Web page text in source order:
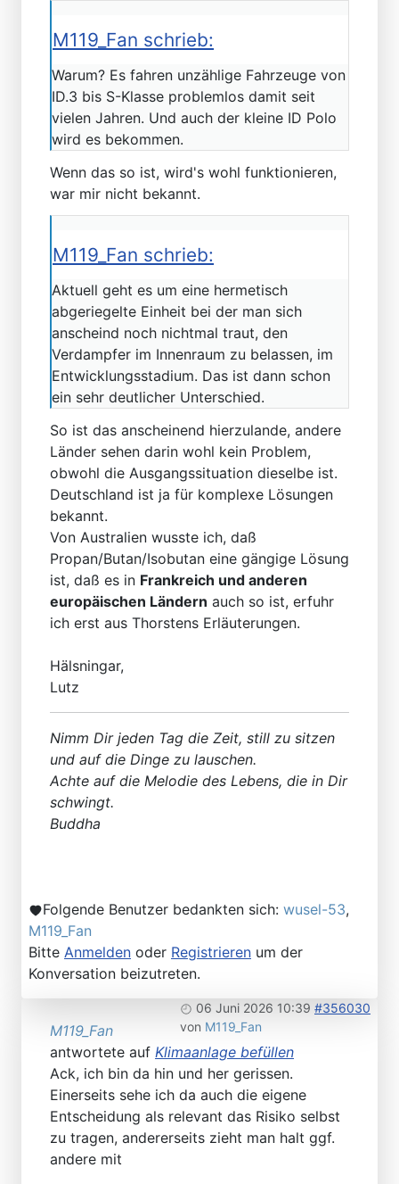
M119_Fan schrieb:
Warum? Es fahren unzählige Fahrzeuge von
ID.3 bis S-Klasse problemlos damit seit
vielen Jahren. Und auch der kleine ID Polo
wird es bekommen.
Wenn das so ist, wird's wohl funktionieren,
war mir nicht bekannt.
M119_Fan schrieb:
Aktuell geht es um eine hermetisch
abgeriegelte Einheit bei der man sich
anscheind noch nichtmal traut, den
Verdampfer im Innenraum zu belassen, im
Entwicklungsstadium. Das ist dann schon
ein sehr deutlicher Unterschied.
So ist das anscheinend hierzulande, andere
Länder sehen darin wohl kein Problem,
obwohl die Ausgangssituation dieselbe ist.
Deutschland ist ja für komplexe Lösungen
bekannt.
Von Australien wusste ich, daß
Propan/Butan/Isobutan eine gängige Lösung
ist, daß es in Frankreich und anderen
europäischen Ländern auch so ist, erfuhr
ich erst aus Thorstens Erläuterungen.
Hälsningar,
Lutz
Nimm Dir jeden Tag die Zeit, still zu sitzen
und auf die Dinge zu lauschen.
Achte auf die Melodie des Lebens, die in Dir
schwingt.
Buddha
Folgende Benutzer bedankten sich: wusel-53,
M119_Fan
Bitte Anmelden oder Registrieren um der
Konversation beizutreten.
06 Juni 2026 10:39 #356030
von M119_Fan
M119_Fan
antwortete auf Klimaanlage befüllen
Ack, ich bin da hin und her gerissen.
Einerseits sehe ich da auch die eigene
Entscheidung als relevant das Risiko selbst
zu tragen, andererseits zieht man halt ggf.
andere mit